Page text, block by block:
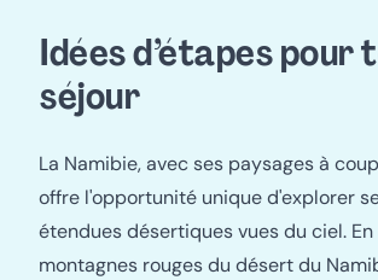
Idées d’étapes pour
séjour
La Namibie, avec ses paysages à
offre l'opportunité unique d'explorer
étendues désertiques vues du ciel.
montagnes rouges du désert du